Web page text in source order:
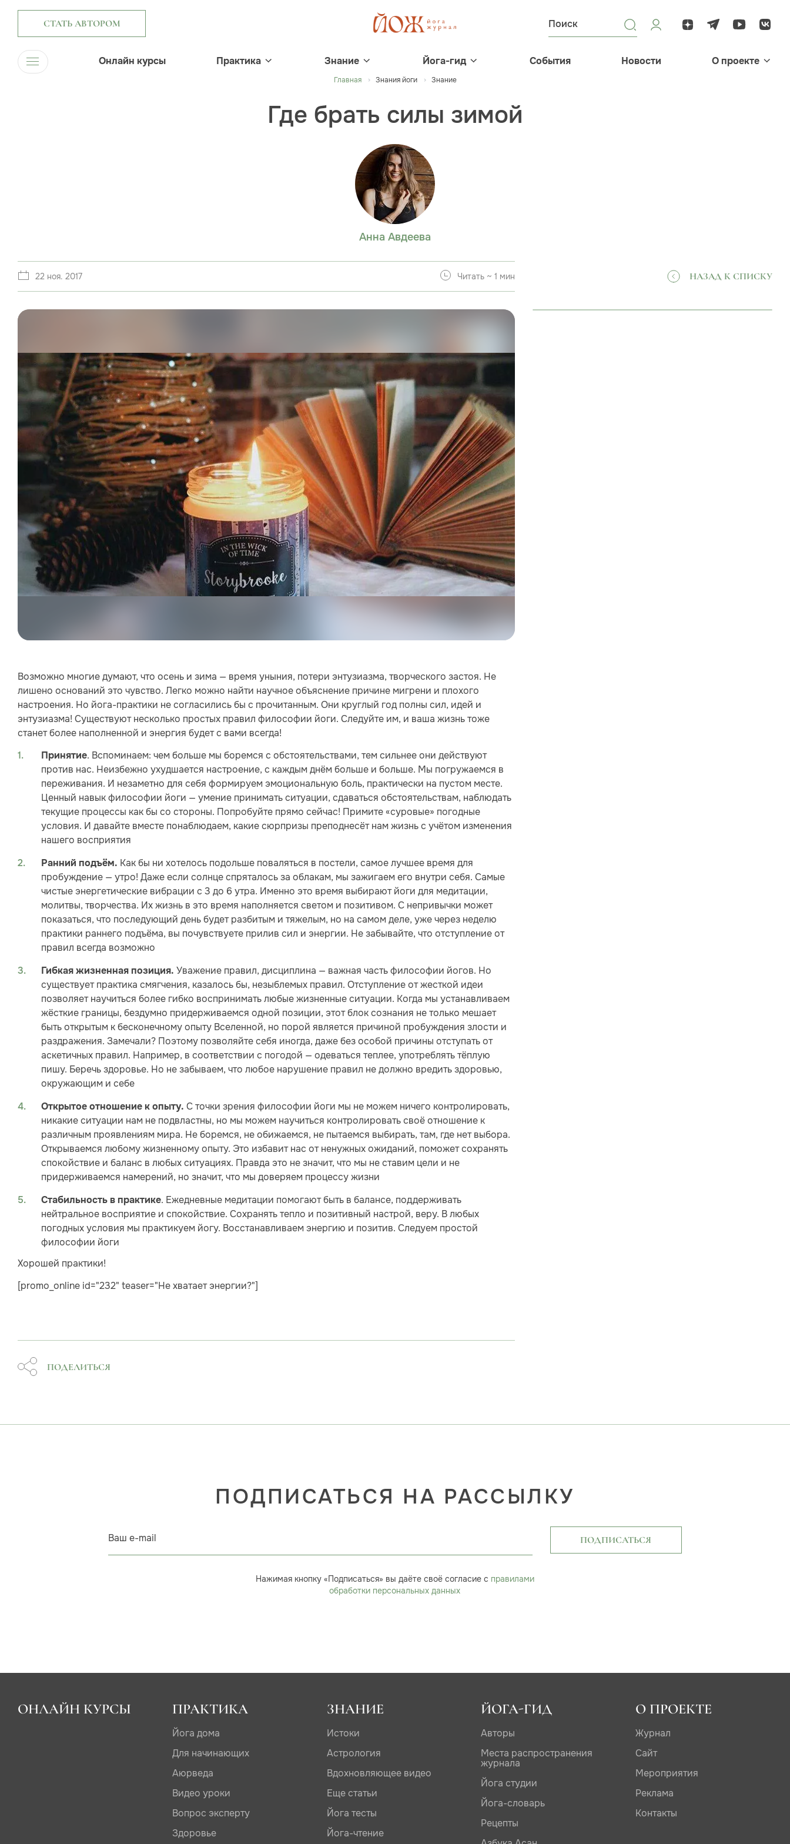
СТАТЬ АВТОРОМ
Онлайн курсы Практика Знание Йога-гид События Новости О проекте
Главная Знания йоги Знание
Где брать силы зимой
Анна Авдеева
22 ноя. 2017 Читать ~ 1 мин НАЗАД К СПИСКУ
Возможно многие думают, что осень и зима — время уныния, потери энтузиазма, творческого застоя. Не
лишено оснований это чувство. Легко можно найти научное объяснение причине мигрени и плохого
настроения. Но йога-практики не согласились бы с прочитанным. Они круглый год полны сил, идей и
энтузиазма! Существуют несколько простых правил философии йоги. Следуйте им, и ваша жизнь тоже
станет более наполненной и энергия будет с вами всегда!
Принятие. Вспоминаем: чем больше мы боремся с обстоятельствами, тем сильнее они действуют
против нас. Неизбежно ухудшается настроение, с каждым днём больше и больше. Мы погружаемся в
переживания. И незаметно для себя формируем эмоциональную боль, практически на пустом месте.
Ценный навык философии йоги — умение принимать ситуации, сдаваться обстоятельствам, наблюдать
текущие процессы как бы со стороны. Попробуйте прямо сейчас! Примите «суровые» погодные
условия. И давайте вместе понаблюдаем, какие сюрпризы преподнесёт нам жизнь с учётом изменения
нашего восприятия
Ранний подъём. Как бы ни хотелось подольше поваляться в постели, самое лучшее время для
пробуждение — утро! Даже если солнце спряталось за облакам, мы зажигаем его внутри себя. Самые
чистые энергетические вибрации с 3 до 6 утра. Именно это время выбирают йоги для медитации,
молитвы, творчества. Их жизнь в это время наполняется светом и позитивом. С непривычки может
показаться, что последующий день будет разбитым и тяжелым, но на самом деле, уже через неделю
практики раннего подъёма, вы почувствуете прилив сил и энергии. Не забывайте, что отступление от
правил всегда возможно
Гибкая жизненная позиция. Уважение правил, дисциплина — важная часть философии йогов. Но
существует практика смягчения, казалось бы, незыблемых правил. Отступление от жесткой идеи
позволяет научиться более гибко воспринимать любые жизненные ситуации. Когда мы устанавливаем
жёсткие границы, бездумно придерживаемся одной позиции, этот блок сознания не только мешает
быть открытым к бесконечному опыту Вселенной, но порой является причиной пробуждения злости и
раздражения. Замечали? Поэтому позволяйте себя иногда, даже без особой причины отступать от
аскетичных правил. Например, в соответствии с погодой — одеваться теплее, употреблять тёплую
пишу. Беречь здоровье. Но не забываем, что любое нарушение правил не должно вредить здоровью,
окружающим и себе
Открытое отношение к опыту. С точки зрения философии йоги мы не можем ничего контролировать,
никакие ситуации нам не подвластны, но мы можем научиться контролировать своё отношение к
различным проявлениям мира. Не боремся, не обижаемся, не пытаемся выбирать, там, где нет выбора.
Открываемся любому жизненному опыту. Это избавит нас от ненужных ожиданий, поможет сохранять
спокойствие и баланс в любых ситуациях. Правда это не значит, что мы не ставим цели и не
придерживаемся намерений, но значит, что мы доверяем процессу жизни
Стабильность в практике. Ежедневные медитации помогают быть в балансе, поддерживать
нейтральное восприятие и спокойствие. Сохранять тепло и позитивный настрой, веру. В любых
погодных условия мы практикуем йогу. Восстанавливаем энергию и позитив. Следуем простой
философии йоги
Хорошей практики!
[promo_online id="232" teaser="Не хватает энергии?"]
ПОДЕЛИТЬСЯ
ПОДПИСАТЬСЯ НА РАССЫЛКУ
Ваш e-mail ПОДПИСАТЬСЯ
Нажимая кнопку «Подписаться» вы даёте своё согласие с правилами
обработки персональных данных
ОНЛАЙН КУРСЫ ПРАКТИКА
Йога дома
Для начинающих
Аюрведа
Видео уроки
Вопрос эксперту
Здоровье
ЗНАНИЕ
Истоки
Астрология
Вдохновляющее видео
Еще статьи
Йога тесты
Йога-чтение
ЙОГА-ГИД
Авторы
Места распространения
журнала
Йога студии
Йога-словарь
Рецепты
О ПРОЕКТЕ
Журнал
Сайт
Мероприятия
Реклама
Контакты